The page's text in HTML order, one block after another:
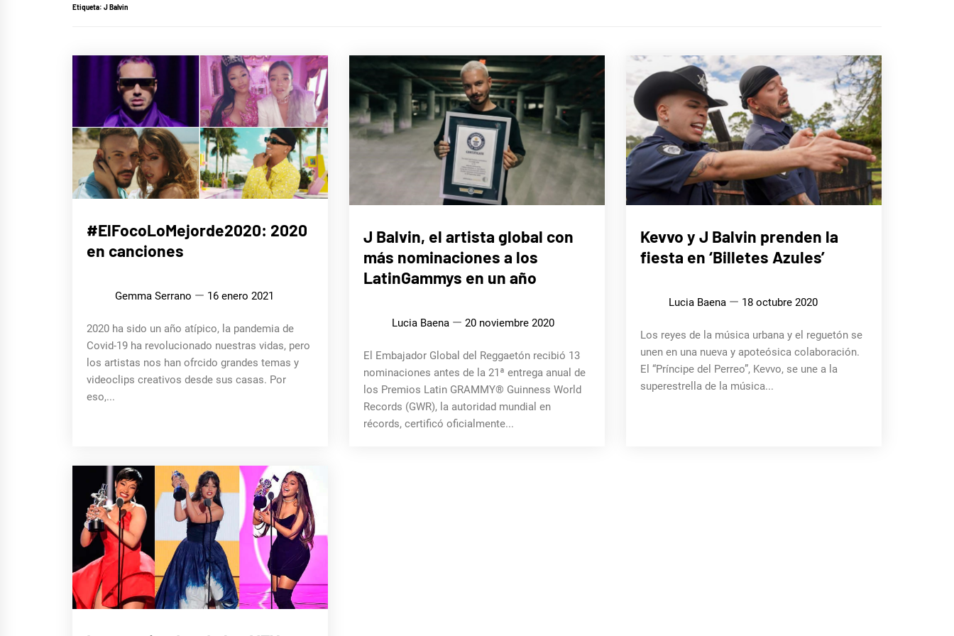
Etiqueta: J Balvin
#ElFocoLoMejorde2020: 2020
en canciones
Gemma Serrano 16 enero 2021
2020 ha sido un año atípico, la pandemia de
Covid-19 ha revolucionado nuestras vidas, pero
los artistas nos han ofrcido grandes temas y
videoclips creativos desde sus casas. Por
eso,...
J Balvin, el artista global con
más nominaciones a los
LatinGammys en un año
Lucia Baena 20 noviembre 2020
El Embajador Global del Reggaetón recibió 13
nominaciones antes de la 21ª entrega anual de
los Premios Latin GRAMMY® Guinness World
Records (GWR), la autoridad mundial en
récords, certificó oficialmente...
Kevvo y J Balvin prenden la
fiesta en ‘Billetes Azules’
Lucia Baena 18 octubre 2020
Los reyes de la música urbana y el reguetón se
unen en una nueva y apoteósica colaboración.
El “Príncipe del Perreo”, Kevvo, se une a la
superestrella de la música...